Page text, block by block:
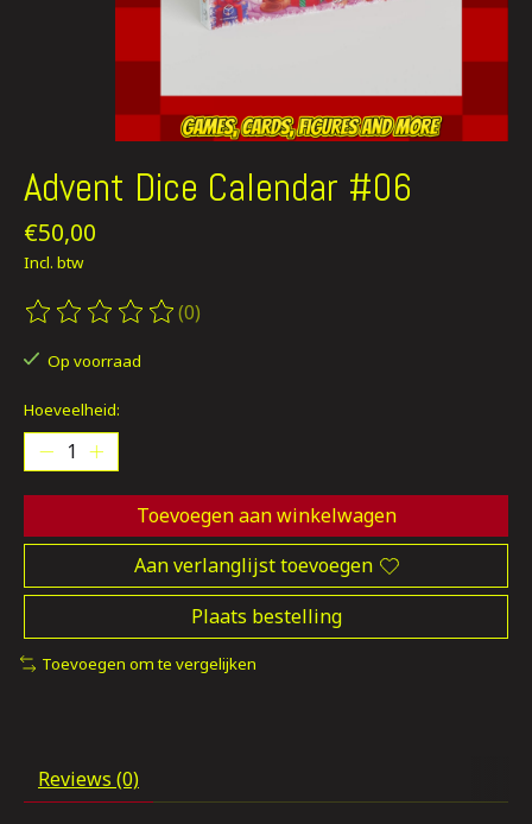
Advent Dice Calendar #06
€50,00
Incl. btw
De beoordeling van dit product is
(0)
Op voorraad
Hoeveelheid:
Toevoegen aan winkelwagen
Aan verlanglijst toevoegen
Plaats bestelling
Toevoegen om te vergelijken
Reviews (0)